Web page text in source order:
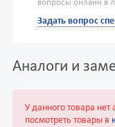
вопросы онлайн в
Задать вопрос
Аналоги и
У данного товара
посмотреть товары в